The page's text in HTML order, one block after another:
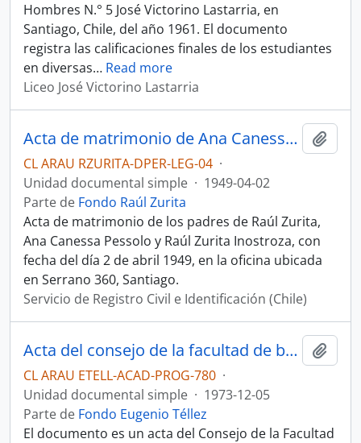
Hombres N.° 5 José Victorino Lastarria, en
Santiago, Chile, del año 1961. El documento
registra las calificaciones finales de los estudiantes
en diversas… Read more
Liceo José Victorino Lastarria
Acta de matrimonio de Ana Canessa Pessolo y Raúl Zurita Inostroza
CL ARAU RZURITA-DPER-LEG-04 ·
Unidad documental simple · 1949-04-02
Parte de Fondo Raúl Zurita
Acta de matrimonio de los padres de Raúl Zurita,
Ana Canessa Pessolo y Raúl Zurita Inostroza, con
fecha del día 2 de abril 1949, en la oficina ubicada
en Serrano 360, Santiago.
Servicio de Registro Civil e Identificación (Chile)
Acta del consejo de la facultad de bellas artes.
CL ARAU ETELL-ACAD-PROG-780 ·
Unidad documental simple · 1973-12-05
Parte de Fondo Eugenio Téllez
El documento es un acta del Consejo de la Facultad